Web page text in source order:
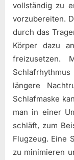
vollständig zu
vorzubereiten.
durch das
Körper dazu
freizusetzen.
längere
Schlafmaske
man in einer
schläft, zum
Flugzeug. Eine
zu minimieren